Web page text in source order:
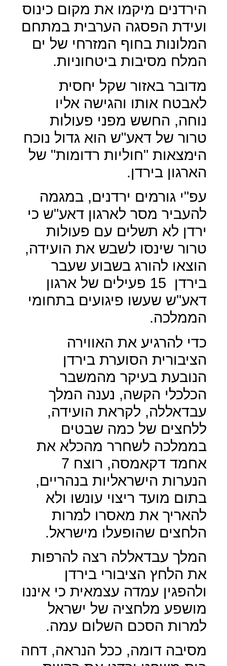
הירדנים מיקמו את מקום כינוס
ועידת הפסגה הערבית במתחם
המלונות בחוף המזרחי של ים
המלח מסיבות ביטחוניות.
מדובר באזור שקל יחסית
לאבטח אותו והגישה אליו
נוחה, החשש מפני פעולות
טרור של דאע"ש הוא גדול נוכח
הימצאות "חוליות רדומות" של
הארגון בירדן.
עפ"י גורמים ירדנים, במגמה
להעביר מסר לארגון דאע"ש כי
ירדן לא תשלים עם פעולות
טרור שינסו לשבש את הועידה,
הוצאו להורג בשבוע שעבר
בירדן
15 פעילים של ארגון
דאע"ש שעשו פיגועים בתחומי
הממלכה.
כדי להרגיע את האווירה
הציבורית הסוערת בירדן
הנובעת בעיקר מהמשבר
הכלכלי הקשה, נענה המלך
עבדאללה, לקראת הועידה,
ללחצים של כמה שבטים
בממלכה לשחרר מהכלא את
אחמד דקאמסה, רוצח 7
הנערות הישראליות בנהריים,
בתום מועד ריצוי עונשו ולא
להאריך את מאסרו למרות
הלחצים שהופעלו מישראל.
המלך עבדאללה רצה להרפות
את הלחץ הציבורי בירדן
ולהפגין עמדה עצמאית כי איננו
מושפע מלחציה של ישראל
למרות הסכם השלום עמה.
מסיבה דומה, ככל הנראה, דחה